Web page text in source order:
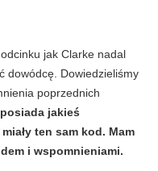
jak Clarke nadal
dowódcę. Dowiedzieliśmy
poprzednich
jakieś
ten sam kod. Mam
i wspomnieniami.